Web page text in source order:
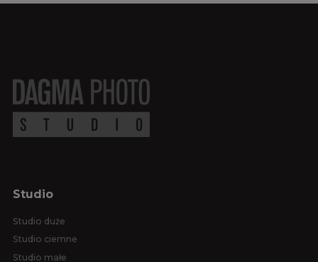
Studio
Studio duże
Studio ciemne
Studio małe